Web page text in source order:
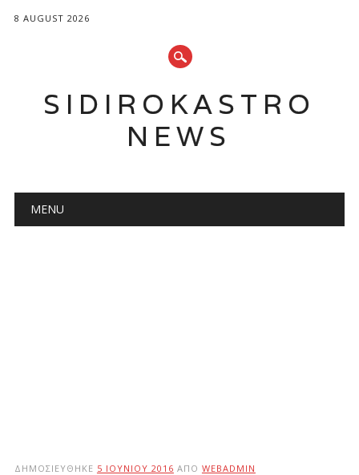
8 AUGUST 2026
SIDIROKASTRO
NEWS
Main menu
MENU
ΔΗΜΟΣΙΕΎΘΗΚΕ 5 ΙΟΥΝΊΟΥ 2016 ΑΠΌ WEBADMIN